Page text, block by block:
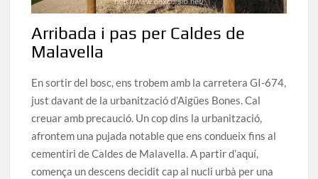
Arribada i pas per Caldes de
Malavella
En sortir del bosc, ens trobem amb la carretera GI-674,
just davant de la urbanització d’Aigües Bones. Cal
creuar amb precaució. Un cop dins la urbanització,
afrontem una pujada notable que ens condueix fins al
cementiri de Caldes de Malavella. A partir d’aquí,
comença un descens decidit cap al nucli urbà per una